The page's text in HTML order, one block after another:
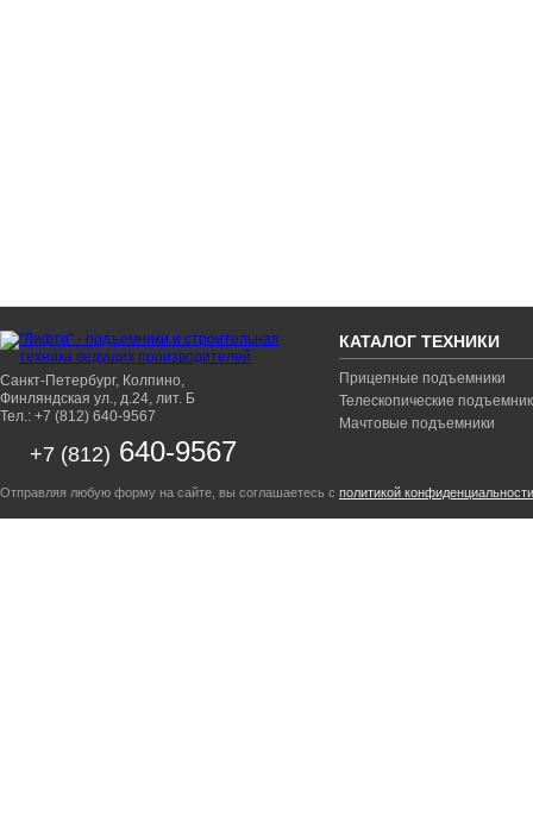
Санкт-Петербург, Колпино,
Финляндская ул., д.24, лит. Б
Тел.: +7 (812) 640-9567
+7 (812) 640-9567
КАТАЛОГ ТЕХНИКИ
Прицепные подъемники
Телескопические
Мачтовые подъемники
Отправляя любую форму на сайте, вы соглашаетесь с политикой конфиденциальности